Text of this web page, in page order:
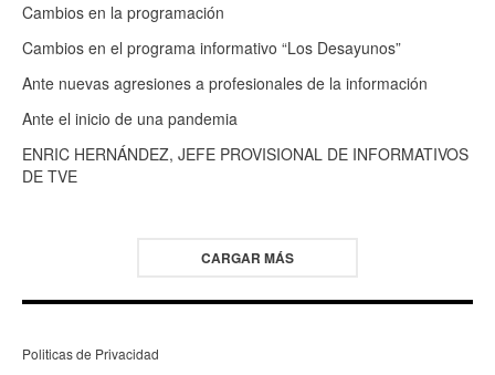
Cambios en la programación
Cambios en el programa informativo “Los Desayunos”
Ante nuevas agresiones a profesionales de la información
Ante el inicio de una pandemia
ENRIC HERNÁNDEZ, JEFE PROVISIONAL DE INFORMATIVOS
DE TVE
CARGAR MÁS
Politicas de Privacidad